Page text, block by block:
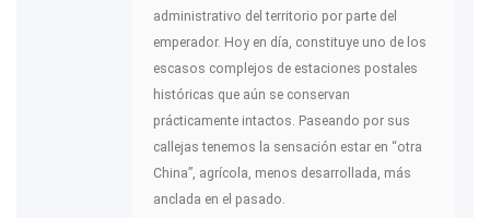
administrativo del territorio por parte del
emperador. Hoy en día, constituye uno de los
escasos complejos de estaciones postales
históricas que aún se conservan
prácticamente intactos. Paseando por sus
callejas tenemos la sensación estar en “otra
China”, agrícola, menos desarrollada, más
anclada en el pasado.